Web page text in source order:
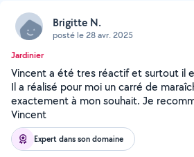
Brigitte N.
posté le 28 avr. 2025
Jardinier
Vincent a été tres réactif et surtout il
Il a réalisé pour moi un carré de
exactement à mon souhait. Je
Vincent
Expert dans son domaine